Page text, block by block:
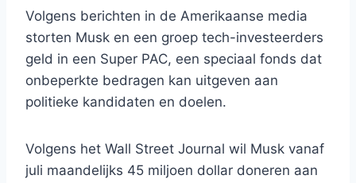
Volgens berichten in de Amerikaanse media
storten Musk en een groep tech-investeerders
geld in een Super PAC, een speciaal fonds dat
onbeperkte bedragen kan uitgeven aan
politieke kandidaten en doelen.
Volgens het Wall Street Journal wil Musk vanaf
juli maandelijks 45 miljoen dollar doneren aan